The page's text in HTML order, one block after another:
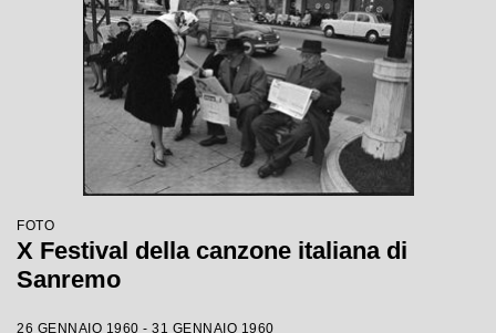
FOTO
X Festival della canzone italiana di
Sanremo
26 GENNAIO 1960 - 31 GENNAIO 1960